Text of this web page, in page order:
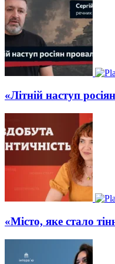
«Літній наступ
«Місто, яке стало